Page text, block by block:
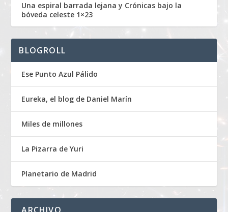
Una espiral barrada lejana y Crónicas bajo la
bóveda celeste 1×23
BLOGROLL
Ese Punto Azul Pálido
Eureka, el blog de Daniel Marín
Miles de millones
La Pizarra de Yuri
Planetario de Madrid